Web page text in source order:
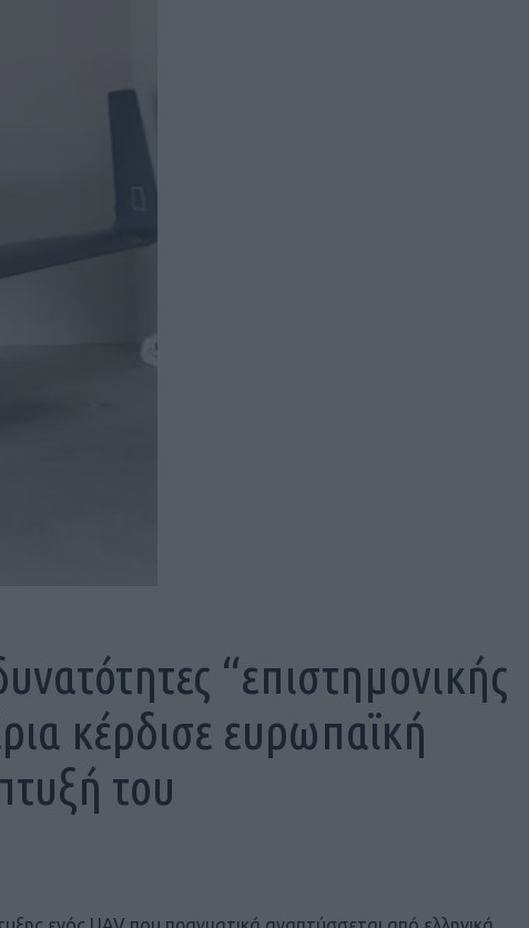
“επιστημονικής
κέρδισε ευρωπαϊκή
του